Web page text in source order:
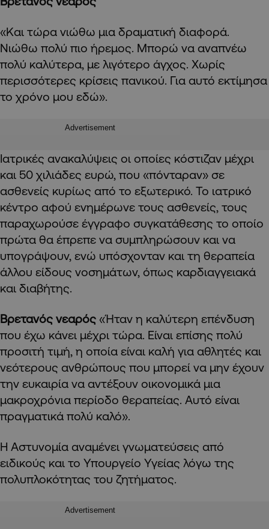
«Και τώρα νιώθω μια δραματική διαφορά.
Νιώθω πολύ πιο ήρεμος. Μπορώ να αναπνέω
πολύ καλύτερα, με λιγότερο άγχος. Χωρίς
περισσότερες κρίσεις πανικού. Για αυτό εκτίμησα
το χρόνο μου εδώ».
Advertisement
Ιατρικές ανακαλύψεις οι οποίες κόστιζαν μέχρι
και 50 χιλιάδες ευρώ, που «πόνταραν» σε
ασθενείς κυρίως από το εξωτερικό. Το ιατρικό
κέντρο αφού ενημέρωνε τους ασθενείς, τους
παραχωρούσε έγγραφο συγκατάθεσης το οποίο
πρώτα θα έπρεπε να συμπληρώσουν και να
υπογράψουν, ενώ υπόσχονταν και τη θεραπεία
άλλου είδους νοσημάτων, όπως καρδιαγγειακά
και διαβήτης.
Βρετανός νεαρός «Ήταν η καλύτερη επένδυση
που έχω κάνει μέχρι τώρα. Είναι επίσης πολύ
προσιτή τιμή, η οποία είναι καλή για αθλητές και
νεότερους ανθρώπους που μπορεί να μην έχουν
την ευκαιρία να αντέξουν οικονομικά μια
μακροχρόνια περίοδο θεραπείας. Αυτό είναι
πραγματικά πολύ καλό».
Η Αστυνομία αναμένει γνωματεύσεις από
ειδικούς και το Υπουργείο Υγείας λόγω της
πολυπλοκότητας του ζητήματος.
Advertisement